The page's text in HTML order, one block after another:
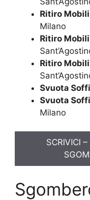
Ritiro
Milano
Ritiro
Ritiro
Svuota
Svuota
Milano
SCRIVICI